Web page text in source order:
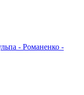
- Романенко -